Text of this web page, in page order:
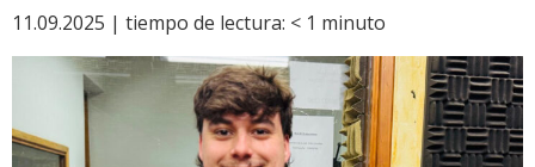
11.09.2025 | tiempo de lectura: < 1 minuto